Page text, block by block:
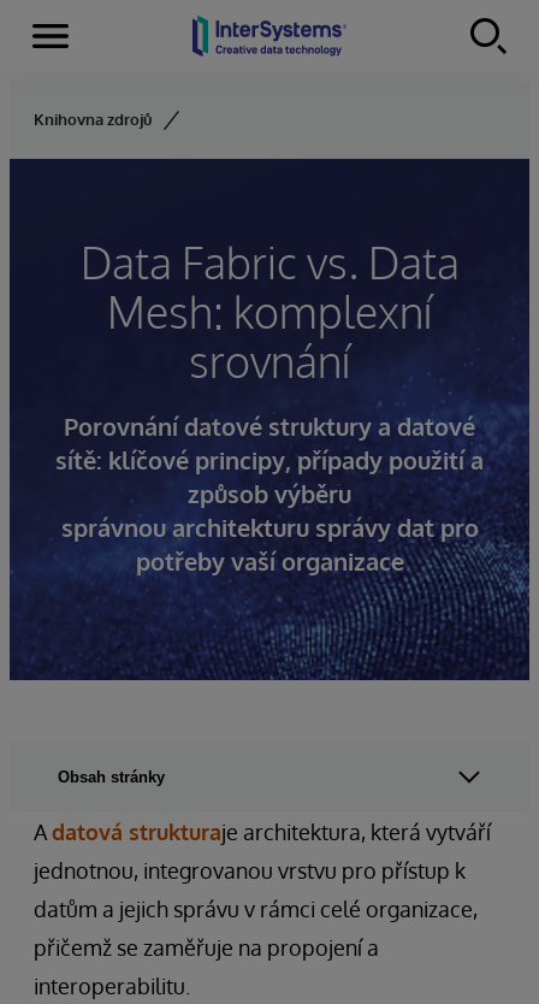
Skip to content
Menu
Knihovna zdrojů
Data Fabric vs. Data
Mesh: komplexní
srovnání
Porovnání datové struktury a datové
sítě: klíčové principy, případy použití a
způsob výběru
správnou architekturu správy dat pro
potřeby vaší organizace
Adatová strukturaje architektura, která vytváří
jednotnou, integrovanou vrstvu pro přístup k
datům a jejich správu v rámci celé organizace,
přičemž se zaměřuje na propojení a
interoperabilitu.
Obsah stránky